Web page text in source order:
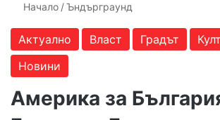
Начало /Ъндърграунд
Актуално Власт Градът
Новини
Америка за